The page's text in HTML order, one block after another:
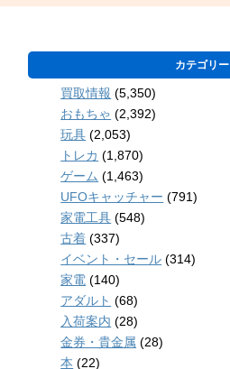
カテゴリー
買取情報 (5,350)
おもちゃ (2,392)
玩具 (2,053)
トレカ (1,870)
ゲーム (1,463)
UFOキャッチャー (791)
家電工具 (548)
古着 (337)
イベント・セール (314)
家電 (140)
アダルト (68)
入荷案内 (28)
金券・貴金属 (28)
本 (22)